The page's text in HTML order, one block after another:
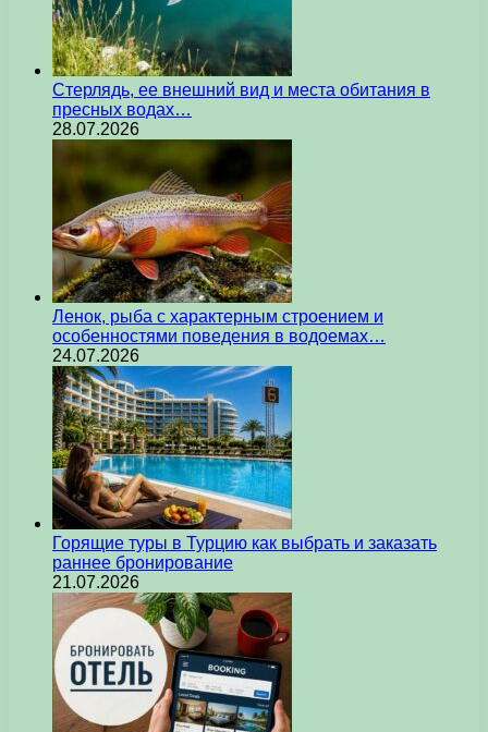
Стерлядь, ее внешний вид и места обитания в
пресных водах…
28.07.2026
Ленок, рыба с характерным строением и
особенностями поведения в водоемах…
24.07.2026
Горящие туры в Турцию как выбрать и заказать
раннее бронирование
21.07.2026